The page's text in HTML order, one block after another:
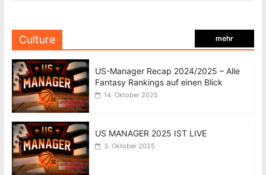
Culture mehr
US-Manager Recap 2024/2025 – Alle
Fantasy Rankings auf einen Blick
14. Oktober 2025
US MANAGER 2025 IST LIVE
3. Oktober 2025